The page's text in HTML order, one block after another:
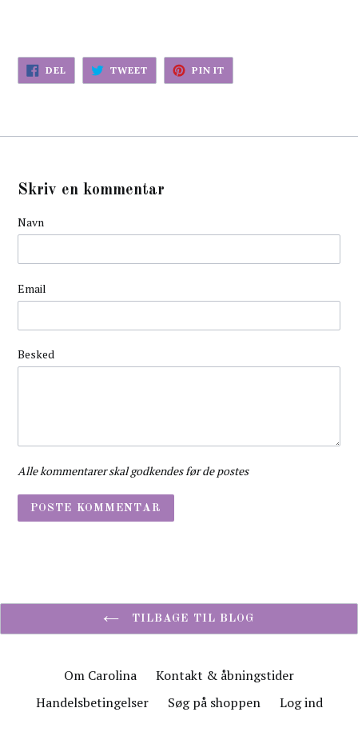
DEL
PÅ
FACEBOK
TWEETTWEET
TWITTER
PIN IT
PINTEREST
Skriv en kommentar
Navn
Email
Besked
Alle kommentarer skal godkendes før de postes
TILBAGE TIL BLOG
Om Carolina
Kontakt & åbningstider
Handelsbetingelser
Søg på shoppen Log ind